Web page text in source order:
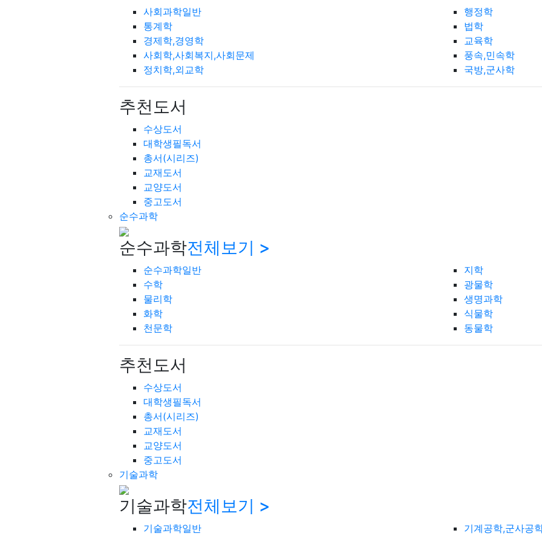
사회과학일반
통계학
경제학,경영학
사회학,사회복지,사회문제
정치학,외교학
행정학
법학
교육학
풍속,민속학
국방,군사학
추천도서
수상도서
대학생필독서
총서(시리즈)
교재도서
교양도서
중고도서
순수과학
순수과학전체보기 >
순수과학일반
수학
물리학
화학
천문학
지학
광물학
생명과학
식물학
동물학
추천도서
수상도서
대학생필독서
총서(시리즈)
교재도서
교양도서
중고도서
기술과학
기술과학전체보기 >
기술과학일반
기계공학,군사공